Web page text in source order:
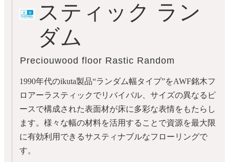
スティック ラン
ダム
Preciouwood floor Rastic Random
1990年代のikuta製品“ランダム幅タイプ”をAWF銘木フ
ロアーラスティックでリバイバル、サイズの異なるピ
ースで構成された表面材が床に多彩な表情をもたらし
ます。様々な幅の材料を活用することで資源を最大限
に有効利用できるサスティナブルなフローリングで
す。